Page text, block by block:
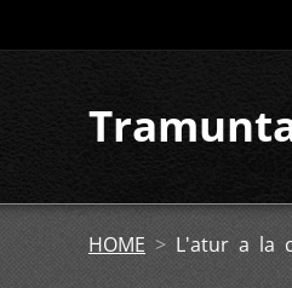
HOME > L'atur a la